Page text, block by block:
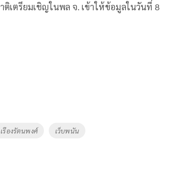
ติเตรียมเชิญในพล จ. เข้าให้ข้อมูลในวันที่ 8
รืองรัตนพงศ์ เว็บพนัน